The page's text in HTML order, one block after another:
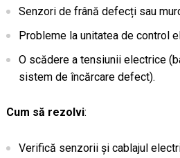
Senzori de frână defecți sau
Probleme la unitatea de control
O scădere a tensiunii electrice
sistem de încărcare defect).
Cum să rezolvi:
Verifică senzorii și cablajul